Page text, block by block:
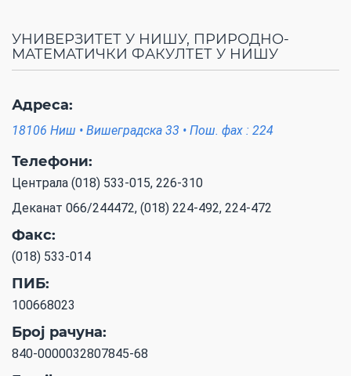
УНИВЕРЗИТЕТ У НИШУ, ПРИРОДНО-
МАТЕМАТИЧКИ ФАКУЛТЕТ У НИШУ
Адреса:
18106 Ниш • Вишеградска 33 • Пош. фах : 224
Телефони:
Централа (018) 533-015, 226-310
Деканат 066/244472, (018) 224-492, 224-472
Факс:
(018) 533-014
ПИБ:
100668023
Број рачуна:
840-0000032807845-68